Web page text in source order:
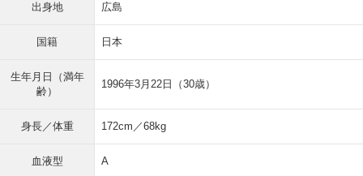
出身地 広島
国籍 日本
生年月日（満年
齢）
1996年3月22日（30歳）
身長／体重 172cm／68kg
血液型 A